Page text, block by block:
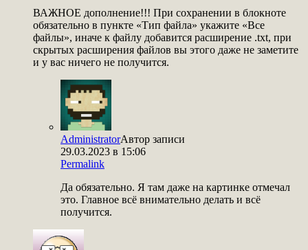
ВАЖНОЕ дополнение!!! При сохранении в блокноте
обязательно в пункте «Тип файла» укажите «Все
файлы», иначе к файлу добавится расширение .txt, при
скрытых расширения файлов вы этого даже не заметите
и у вас ничего не получится.
AdministratorАвтор записи
29.03.2023 в 15:06
Permalink
Да обязательно. Я там даже на картинке отмечал
это. Главное всё внимательно делать и всё
получится.